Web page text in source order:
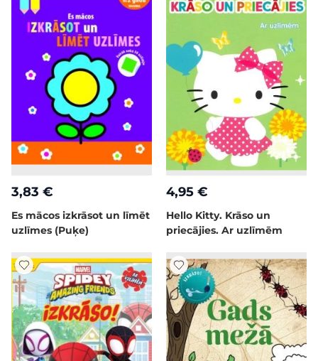
3,83 €
Es mācos izkrāsot un līmēt
uzlīmes (Puķe)
4,95 €
Hello Kitty. Krāso un
priecājies. Ar uzlīmēm